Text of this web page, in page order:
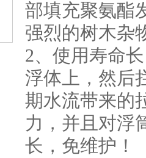
部填充聚氨酯
强烈的树木杂
2、使用寿命
浮体上，然后
期水流带来的
力，并且对浮
长，免维护！